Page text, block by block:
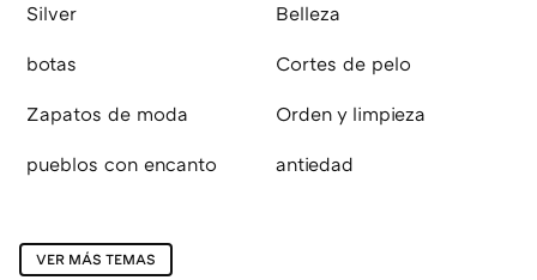
Silver Belleza
botas Cortes de pelo
Zapatos de moda Orden y limpieza
pueblos con encanto antiedad
VER MÁS TEMAS